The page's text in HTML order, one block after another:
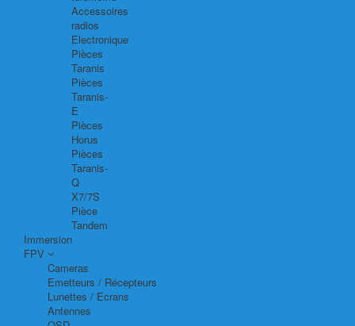
Accessoires
radios
Electronique
Pièces
Taranis
Pièces
Taranis-
E
Pièces
Horus
Pièces
Taranis-
Q
X7/7S
Pièce
Tandem
Immersion
FPV
Cameras
Emetteurs / Récepteurs
Lunettes / Ecrans
Antennes